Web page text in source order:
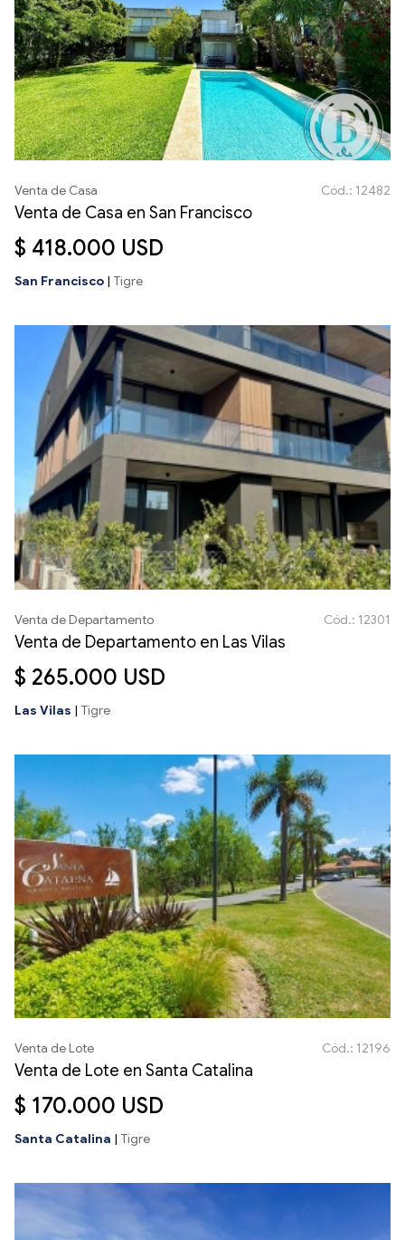
Venta de Casa Cód.: 12482
Venta de Casa en San Francisco
$ 418.000 USD
San Francisco | Tigre
Venta de Departamento Cód.: 12301
Venta de Departamento en Las Vilas
$ 265.000 USD
Las Vilas | Tigre
Venta de Lote Cód.: 12196
Venta de Lote en Santa Catalina
$ 170.000 USD
Santa Catalina | Tigre